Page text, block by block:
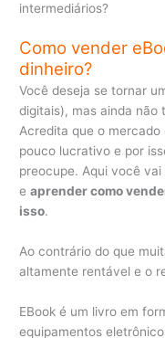
intermediários?
Como vender
dinheiro?
Você deseja se tornar
digitais), mas ainda não
Acredita que o
pouco lucrativo e por
preocupe. Aqui você
eaprender como
isso.
Ao contrário do que
altamente rentável e o
EBook é um livro em
equipamentos